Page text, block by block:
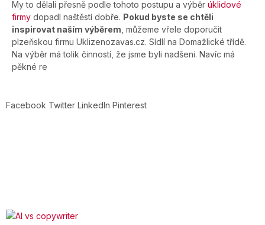
My to dělali přesně podle tohoto postupu a výběr úklidové
firmy dopadl naštěstí dobře. Pokud byste se chtěli
inspirovat naším výběrem , můžeme vřele doporučit
plzeňskou firmu Uklizenozavas.cz. Sídlí na Domažlické třídě.
Na výběr má tolik činností, že jsme byli nadšeni. Navíc má
pěkné re
Facebook Twitter LinkedIn Pinterest